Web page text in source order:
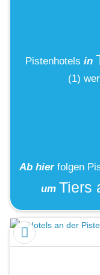
Pistenhotels in
(1)
Ab hier folgen
um Tiers